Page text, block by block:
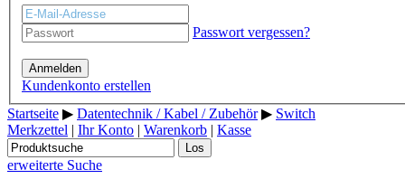
Passwort vergessen?
Anmelden
Kundenkonto erstellen
Startseite ▶ Datentechnik / Kabel / Zubehör▶ Switch
Merkzettel | Ihr Konto | Warenkorb | Kasse
Los
erweiterte Suche